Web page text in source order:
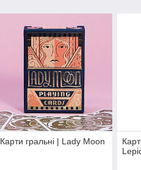
Карти гральні | Lady Moon